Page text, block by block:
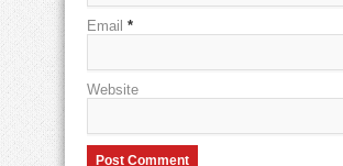
Email *
Website